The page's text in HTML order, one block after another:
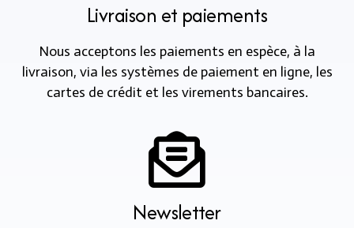
Livraison et paiements
Nous acceptons les paiements en espèce, à la
livraison, via les systèmes de paiement en ligne, les
cartes de crédit et les virements bancaires.
Newsletter